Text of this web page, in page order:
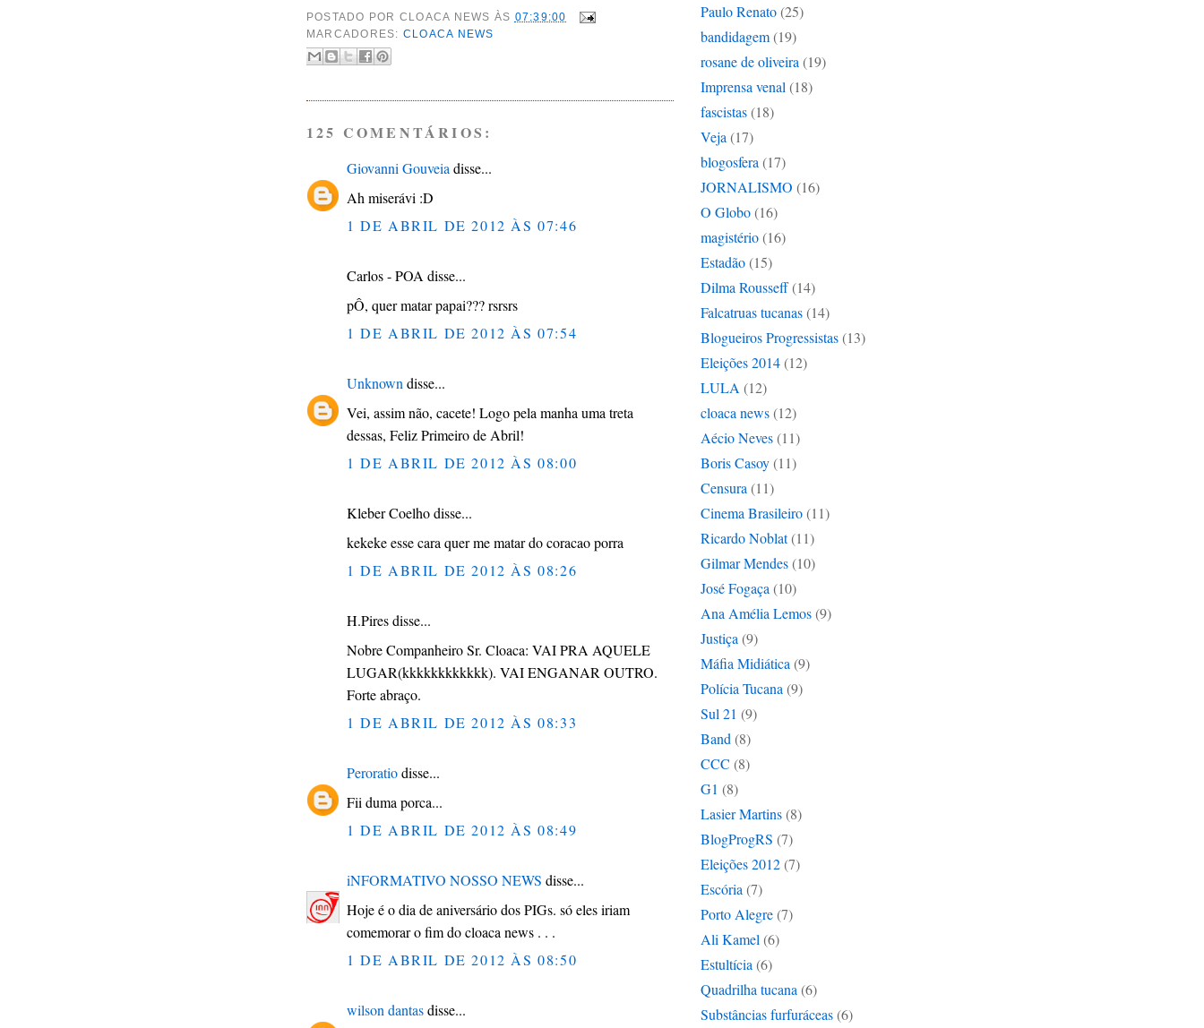
POSTADO POR CLOACA NEWS ÀS 07:39:00
MARCADORES: CLOACA NEWS
125 COMENTÁRIOS:
Giovanni Gouveia disse...
Ah miserávi :D
1 DE ABRIL DE 2012 ÀS 07:46
Carlos - POA disse...
pÔ, quer matar papai??? rsrsrs
1 DE ABRIL DE 2012 ÀS 07:54
Unknown disse...
Vei, assim não, cacete! Logo pela manha uma treta
dessas, Feliz Primeiro de Abril!
1 DE ABRIL DE 2012 ÀS 08:00
Kleber Coelho disse...
kekeke esse cara quer me matar do coracao porra
1 DE ABRIL DE 2012 ÀS 08:26
H.Pires disse...
Nobre Companheiro Sr. Cloaca: VAI PRA AQUELE
LUGAR(kkkkkkkkkkkk). VAI ENGANAR OUTRO.
Forte abraço.
1 DE ABRIL DE 2012 ÀS 08:33
Peroratiodisse...
Fii duma porca...
1 DE ABRIL DE 2012 ÀS 08:49
iNFORMATIVO NOSSO NEWS disse...
Hoje é o dia de aniversário dos PIGs. só eles iriam
comemorar o fim do cloaca news . . .
1 DE ABRIL DE 2012 ÀS 08:50
wilson dantasdisse...
Paulo Renato(25)
bandidagem(19)
rosane de oliveira (19)
Imprensa venal (18)
fascistas(18)
Veja (17)
blogosfera (17)
JORNALISMO (16)
O Globo(16)
magistério(16)
Estadão(15)
Dilma Rousseff(14)
Falcatruas tucanas(14)
Blogueiros Progressistas(13)
Eleições 2014(12)
LULA (12)
cloaca news(12)
Aécio Neves(11)
Boris Casoy(11)
Censura (11)
Cinema Brasileiro(11)
Ricardo Noblat(11)
Gilmar Mendes(10)
José Fogaça (10)
Ana Amélia Lemos(9)
Justiça (9)
Máfia Midiática (9)
Polícia Tucana (9)
Sul 21 (9)
Band (8)
CCC (8)
G1 (8)
Lasier Martins(8)
BlogProgRS (7)
Eleições 2012(7)
Escória (7)
Porto Alegre(7)
Ali Kamel (6)
Estultícia (6)
Quadrilha tucana (6)
Substâncias furfuráceas(6)